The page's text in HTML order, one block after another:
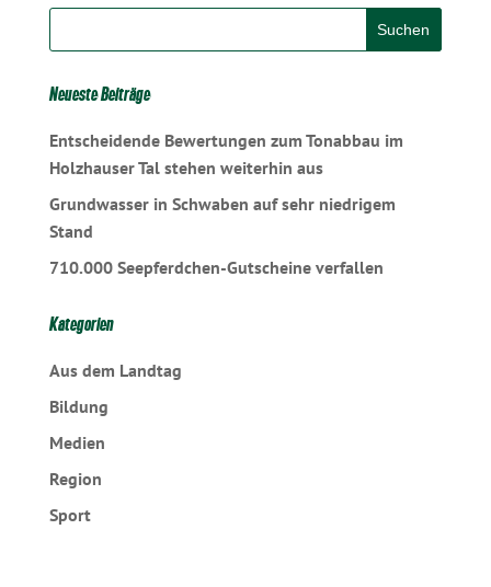
Neueste Beiträge
Entscheidende Bewertungen zum Tonabbau im
Holzhauser Tal stehen weiterhin aus
Grundwasser in Schwaben auf sehr niedrigem
Stand
710.000 Seepferdchen-Gutscheine verfallen
Kategorien
Aus dem Landtag
Bildung
Medien
Region
Sport